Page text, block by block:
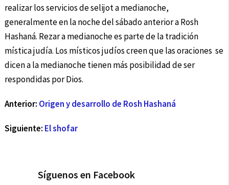
realizar los servicios de selijot a medianoche,
generalmente en la noche del sábado anterior a Rosh
Hashaná. Rezar a medianoche es parte de la tradición
mística judía. Los místicos judíos creen que las oraciones se
dicen a la medianoche tienen más posibilidad de ser
respondidas por Dios.
Anterior: Origen y desarrollo de Rosh Hashaná
Siguiente: El shofar
Síguenos en Facebook